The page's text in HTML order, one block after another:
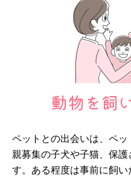
動物を飼
ペットとの出会いは、ペ
親募集の子犬や子猫、保
す。ある程度は事前に飼